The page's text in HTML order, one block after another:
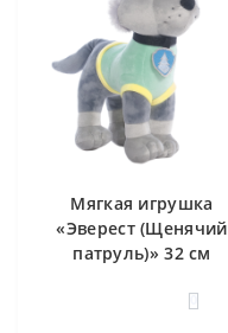
Мягкая игрушка
«Эверест (Щенячий
патруль)» 32 см
0